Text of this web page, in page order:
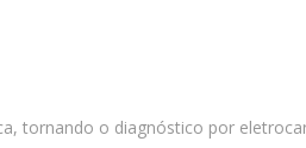
tornando o diagnóstico por